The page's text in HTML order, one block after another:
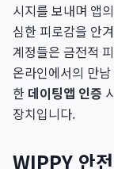
시지를 보내며 앱
심한 피로감을 안
계정들은 금전적
온라인에서의 만
한 데이팅앱 인증
장치입니다.
WIPPY 안